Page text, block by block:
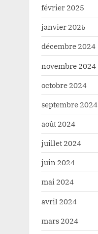
février 2025
janvier 2025
décembre 2024
novembre 2024
octobre 2024
septembre 2024
août 2024
juillet 2024
juin 2024
mai 2024
avril 2024
mars 2024